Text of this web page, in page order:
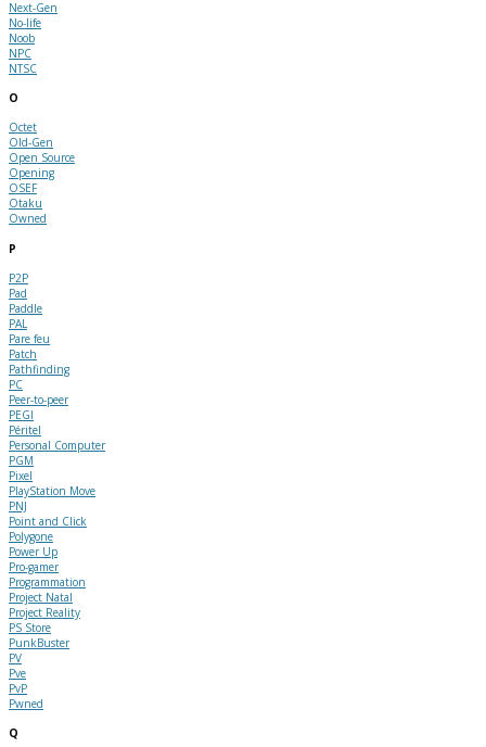
Next-Gen
No-life
Noob
NPC
NTSC
O
Octet
Old-Gen
Open Source
Opening
OSEF
Otaku
Owned
P
P2P
Pad
Paddle
PAL
Pare feu
Patch
Pathfinding
PC
Peer-to-peer
PEGI
Péritel
Personal Computer
PGM
Pixel
PlayStation Move
PNJ
Point and Click
Polygone
Power Up
Pro-gamer
Programmation
Project Natal
Project Reality
PS Store
PunkBuster
PV
Pve
PvP
Pwned
Q